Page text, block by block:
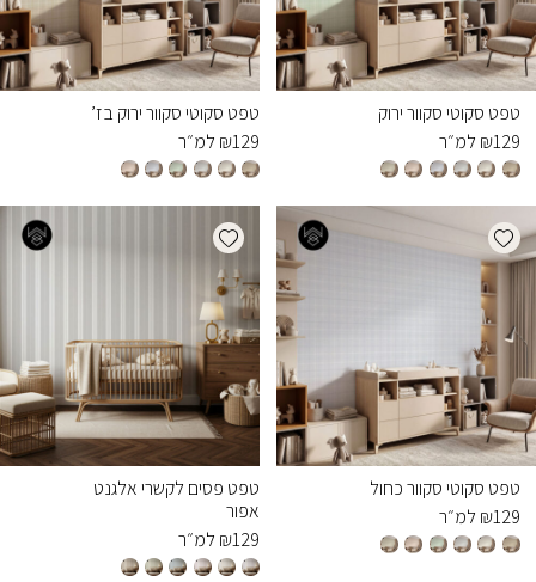
טפט סקוטי סקוור ירוק
₪129 למ״ר
טפט סקוטי סקוור ירוק בז’
₪129 למ״ר
Add wishlist
טפט סקוטי סקוור כחול
₪129 למ״ר
Add wishlist
טפט פסים לקשרי אלגנט
אפור
₪129 למ״ר